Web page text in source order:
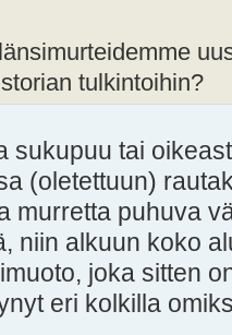
tulkintoihin?
sukupuu tai
(oletettuun)
murretta puhuva
niin alkuun koko
joka sitten
eri kolkilla